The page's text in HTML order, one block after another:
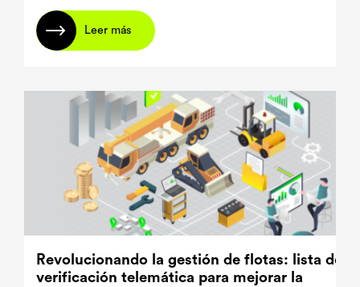
Leer más
Revolucionando la gestión de flotas: lista de
verificación telemática para mejorar la